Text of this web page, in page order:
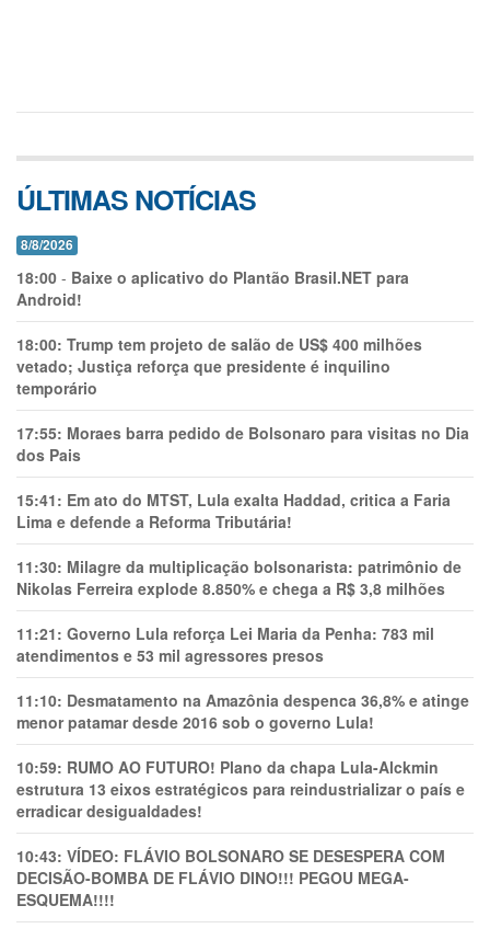
ÚLTIMAS NOTÍCIAS
8/8/2026
18:00 - Baixe o aplicativo do Plantão Brasil.NET para
Android!
18:00: Trump tem projeto de salão de US$ 400 milhões
vetado; Justiça reforça que presidente é inquilino
temporário
17:55: Moraes barra pedido de Bolsonaro para visitas no Dia
dos Pais
15:41: Em ato do MTST, Lula exalta Haddad, critica a Faria
Lima e defende a Reforma Tributária!
11:30: Milagre da multiplicação bolsonarista: patrimônio de
Nikolas Ferreira explode 8.850% e chega a R$ 3,8 milhões
11:21: Governo Lula reforça Lei Maria da Penha: 783 mil
atendimentos e 53 mil agressores presos
11:10: Desmatamento na Amazônia despenca 36,8% e atinge
menor patamar desde 2016 sob o governo Lula!
10:59: RUMO AO FUTURO! Plano da chapa Lula-Alckmin
estrutura 13 eixos estratégicos para reindustrializar o país e
erradicar desigualdades!
10:43: VÍDEO: FLÁVIO BOLSONARO SE DESESPERA COM
DECISÃO-BOMBA DE FLÁVIO DINO!!! PEGOU MEGA-
ESQUEMA!!!!